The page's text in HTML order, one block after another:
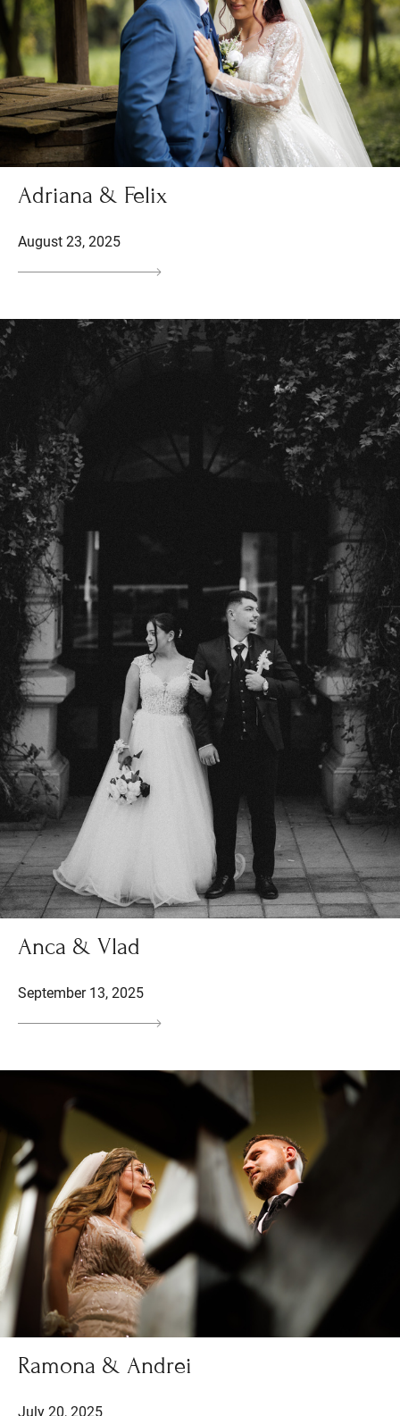
Adriana & Felix
August 23, 2025
Anca & Vlad
September 13, 2025
Ramona & Andrei
July 20, 2025